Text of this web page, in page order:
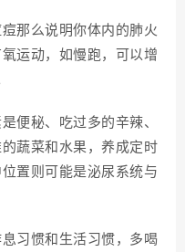
那么说明你体内的肺火
运动，如慢跑，可以增
便秘、吃过多的辛辣、
蔬菜和水果，养成定时
置则可能是泌尿系统与
习惯和生活习惯，多喝